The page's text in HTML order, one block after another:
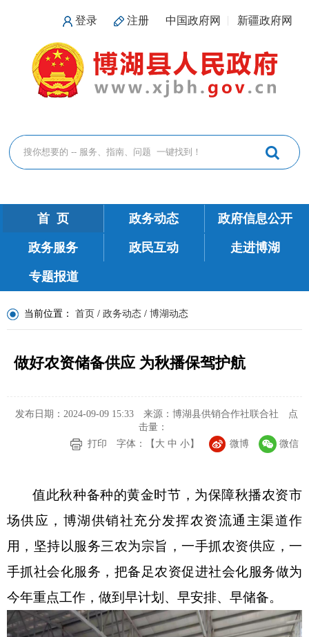
登录 注册 中国政府网 新疆政府网
首 页 政务动态 政府信息公开
政务服务 政民互动 走进博湖
专题报道
当前位置： 首页 / 政务动态 / 博湖动态
做好农资储备供应 为秋播保驾护航
发布日期：2024-09-09 15:33 来源：博湖县供销合作社联合社
点
击量：
打印
字体：【 大 中 小】 微博 微信
值此秋种备种的黄金时节，为保障秋播农资市
场供应， 博湖供销社充分发挥农资流通主渠道作
用，坚持以服务三农为宗旨，一手抓农资供应，一
手抓社会化服务，把备足农资促进社会化服务做为
今年重点工作，做到早计划、早安排、早储备。